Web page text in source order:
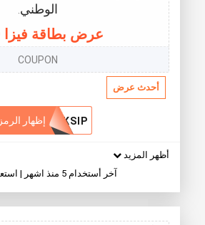
أحدث عرض
إظهار الرمز 6KSIP
الوطني.
عرض بطاقة فيزا NBD
COUPON
أظهر المزيد
آخر أستخدام 5 منذ اشهر | استعمل من قبل 103 اشخاص